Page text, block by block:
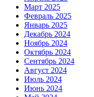
Март 2025
Февраль 2025
Январь 2025
Декабрь 2024
Ноябрь 2024
Октябрь 2024
Сентябрь 2024
Август 2024
Июль 2024
Июнь 2024